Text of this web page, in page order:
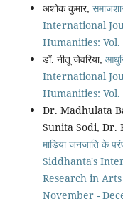
अशोक कुमार,
International
Humanities:
डॉ. नीतू जेवरिया,
International
Humanities:
Dr. Madhulata
Sunita Sodi, Dr.
माड़िया जनजाति के
Siddhanta's
Research in
November -